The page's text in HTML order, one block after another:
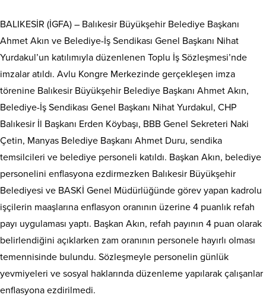
BALIKESİR (İGFA) – Balıkesir Büyükşehir Belediye Başkanı
Ahmet Akın ve Belediye-İş Sendikası Genel Başkanı Nihat
Yurdakul’un katılımıyla düzenlenen Toplu İş Sözleşmesi’nde
imzalar atıldı. Avlu Kongre Merkezinde gerçekleşen imza
törenine Balıkesir Büyükşehir Belediye Başkanı Ahmet Akın,
Belediye-İş Sendikası Genel Başkanı Nihat Yurdakul, CHP
Balıkesir İl Başkanı Erden Köybaşı, BBB Genel Sekreteri Naki
Çetin, Manyas Belediye Başkanı Ahmet Duru, sendika
temsilcileri ve belediye personeli katıldı. Başkan Akın, belediye
personelini enflasyona ezdirmezken Balıkesir Büyükşehir
Belediyesi ve BASKİ Genel Müdürlüğünde görev yapan kadrolu
işçilerin maaşlarına enflasyon oranının üzerine 4 puanlık refah
payı uygulaması yaptı. Başkan Akın, refah payının 4 puan olarak
belirlendiğini açıklarken zam oranının personele hayırlı olması
temennisinde bulundu. Sözleşmeyle personelin günlük
yevmiyeleri ve sosyal haklarında düzenleme yapılarak çalışanlar
enflasyona ezdirilmedi.